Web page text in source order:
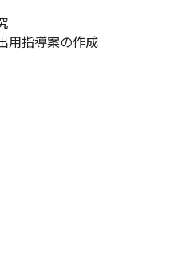
用指導案の作成